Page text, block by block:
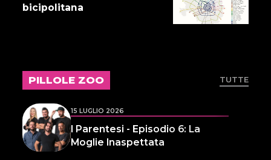
bicipolitana
PILLOLE ZOO TUTTE
15 LUGLIO 2026
I Parentesi - Episodio 6: La
Moglie Inaspettata